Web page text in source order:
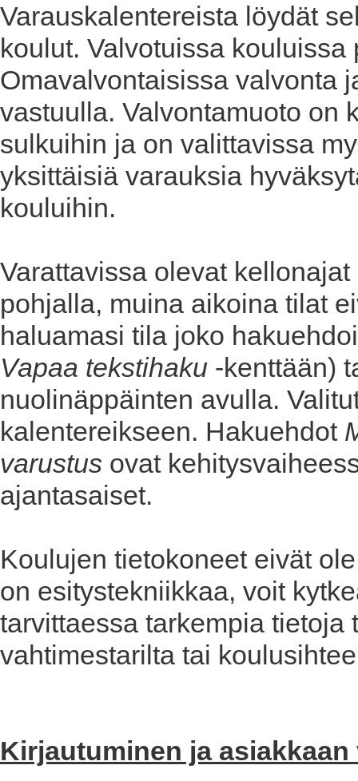
Varauskalentereista löydät
koulut. Valvotuissa
Omavalvontaisissa valvonta
vastuulla. Valvontamuoto on
sulkuihin ja on valittavissa
yksittäisiä varauksia
kouluihin.
Varattavissa olevat
pohjalla, muina aikoina tilat
haluamasi tila joko
Vapaa tekstihaku -kenttään)
nuolinäppäinten avulla.
kalentereikseen. Hakuehdot
varustus ovat
ajantasaiset.
Koulujen tietokoneet eivät
on esitystekniikkaa, voit
tarvittaessa tarkempia
vahtimestarilta tai
Kirjautuminen ja asiakkaan